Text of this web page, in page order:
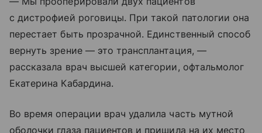
с дистрофией роговицы. При такой патологии она
перестает быть прозрачной. Единственный способ
вернуть зрение — это трансплантация, —
рассказала врач высшей категории, офтальмолог
Екатерина Кабардина.
Во время операции врач удалила часть мутной
оболочки глаза пациентов и пришила на их место